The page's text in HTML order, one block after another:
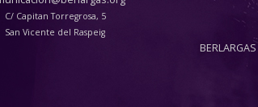
C/ Capitan Torregrosa, 5
San Vicente del Raspeig
BERLARGAS